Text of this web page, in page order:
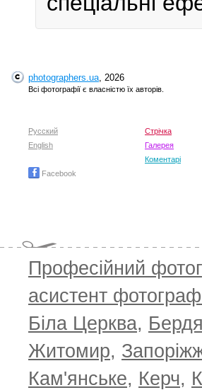
photographers.ua, 2026
Всі фотографії є власністю їх авторів.
Русский
English
Facebook
Стрічка
Галерея
Коментарі
Професійний
асистент
Біла Церква,
Житомир,
Кам'янське, Керч,